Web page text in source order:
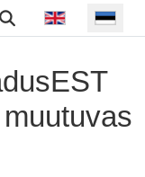
Vali keel